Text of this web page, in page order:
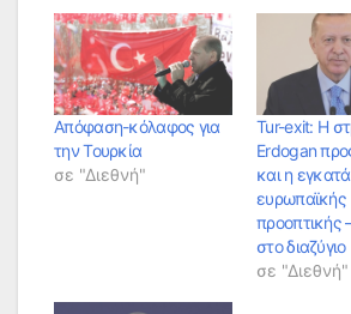
Απόφαση-κόλαφος για
την Τουρκία
σε "Διεθνή"
Tur-exit: Η
Erdogan
και η
ευρωπαϊκής
προοπτικής
στο διαζύγιο
σε "Διεθνή"